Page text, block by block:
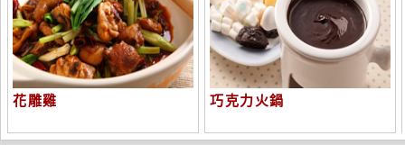
花雕雞 巧克力火鍋